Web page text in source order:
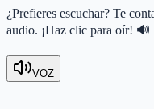
¿Prefieres escuchar? Te
audio. ¡Haz clic para oír! 🔊
VOZ